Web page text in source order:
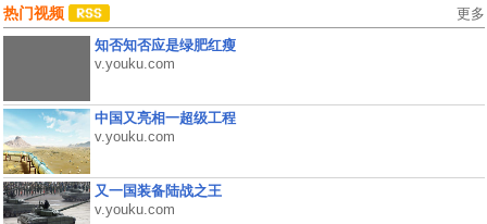
热门视频 更多
知否知否应是绿肥红瘦
v.youku.com
中国又亮相一超级工程
v.youku.com
又一国装备陆战之王
v.youku.com